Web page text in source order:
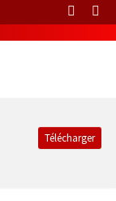
Télécharger